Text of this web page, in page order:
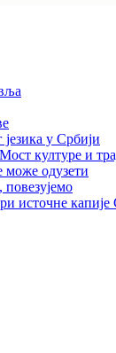
језика у Србији
културе и
може одузети
источне капије